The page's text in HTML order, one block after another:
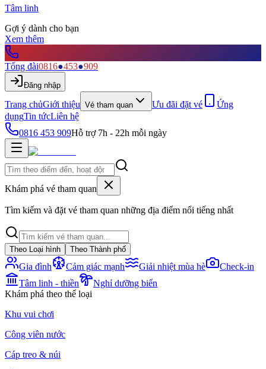
Tâm linh
Gợi ý dành cho bạn
Xem thêm
Tổng đài0816●453●909
Đăng nhập
Trang chủGiới thiệu Vé tham quan Ưu đãi đặt vé
Ứng
dụngTin tứcLiên hệ
0816 453 909Hỗ trợ 7h - 22h mỗi ngày
Khám phá vé tham quan
Tìm kiếm và đặt vé tham quan những địa điểm nổi tiếng nhất
Theo Loại hình Theo Thành phố
Gia đình Cảm giác mạnh Giải nhiệt mùa hè
Check-in
Tâm linh - thiền
Nghỉ dưỡng biển
Khám phá theo thể loại
Khu vui chơi
Công viên nước
Cáp treo & núi